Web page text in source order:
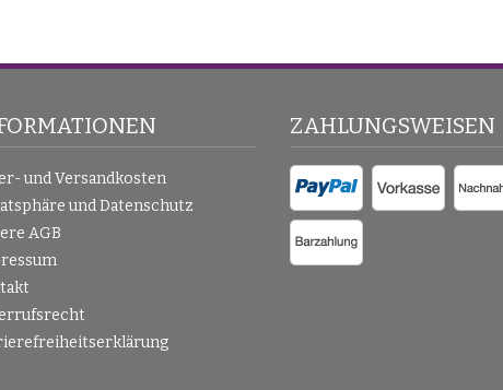
und Versandkosten
und Datenschutz
AGB
ZAHLUNGSWEISEN